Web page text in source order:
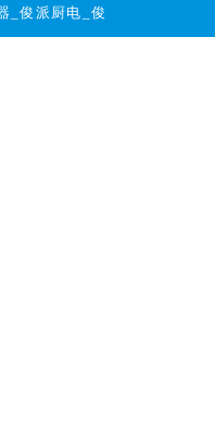
_俊派厨电_俊